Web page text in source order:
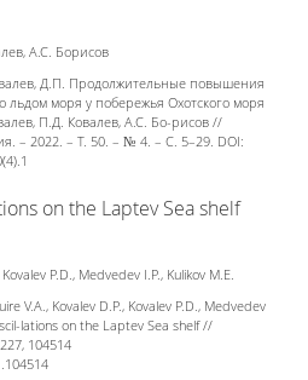
А.С. Борисов
Д.П. Продолжительные повышения
моря у побережья Охотского моря
П.Д. Ковалев, А.С. Бо-рисов //
– 2022. – Т. 50. – № 4. – С. 5–29. DOI:
on the Laptev Sea shelf
P.D., Medvedev I.P., Kulikov M.E.
V.A., Kovalev D.P., Kovalev P.D., Medvedev
lations on the Laptev Sea shelf //
104514